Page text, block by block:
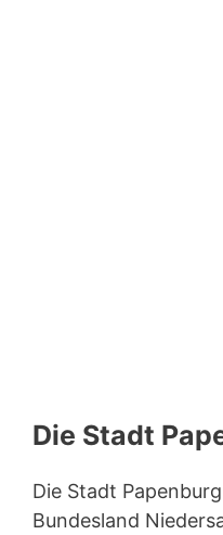
Die Stadt
Die Stadt
Bundesland